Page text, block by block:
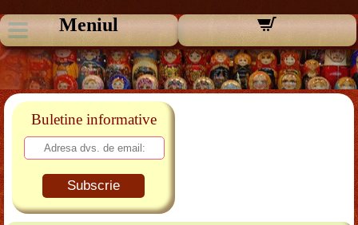
Meniul
Buletine informative
Subscrie